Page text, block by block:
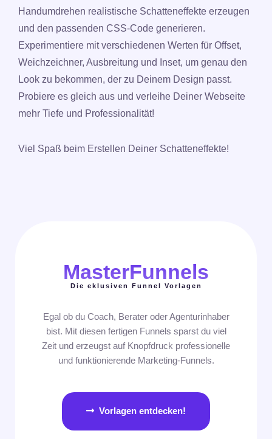
Handumdrehen realistische Schatteneffekte erzeugen
und den passenden CSS-Code generieren.
Experimentiere mit verschiedenen Werten für Offset,
Weichzeichner, Ausbreitung und Inset, um genau den
Look zu bekommen, der zu Deinem Design passt.
Probiere es gleich aus und verleihe Deiner Webseite
mehr Tiefe und Professionalität!
Viel Spaß beim Erstellen Deiner Schatteneffekte!
MasterFunnels
Die eklusiven Funnel Vorlagen
Egal ob du Coach, Berater oder Agenturinhaber
bist. Mit diesen fertigen Funnels sparst du viel
Zeit und erzeugst auf Knopfdruck professionelle
und funktionierende Marketing-Funnels.
Vorlagen entdecken!